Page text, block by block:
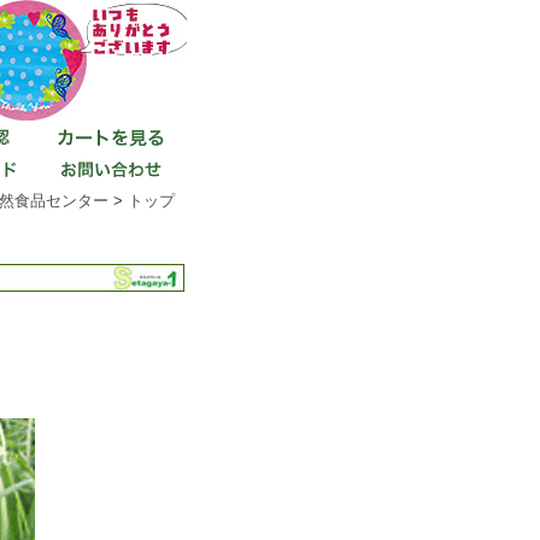
食品センター > トップ